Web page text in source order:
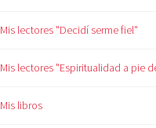
Mis lectores "Decidí serme fiel"
Mis lectores "Espiritualidad a pie
Mis libros